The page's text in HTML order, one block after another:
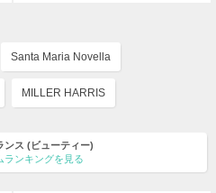
Santa Maria Novella
MILLER HARRIS
ンス (ビューティー)
ランキングを見る